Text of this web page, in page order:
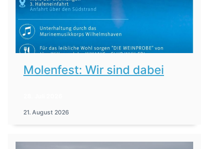
Molenfest: Wir sind dabei
21. August 2026